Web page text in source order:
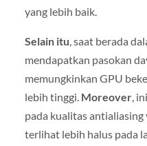
yang lebih baik.
Selain itu, saat berada
mendapatkan pasokan
memungkinkan GPU
lebih tinggi. Moreover,
pada kualitas
terlihat lebih halus pada